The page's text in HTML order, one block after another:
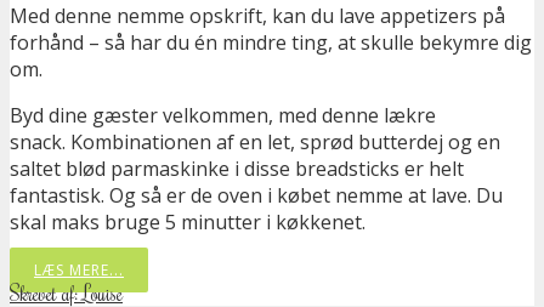
Med denne nemme opskrift, kan du lave appetizers på
forhånd – så har du én mindre ting, at skulle bekymre dig
om.
Byd dine gæster velkommen, med denne lækre
snack. Kombinationen af en let, sprød butterdej og en
saltet blød parmaskinke i disse breadsticks er helt
fantastisk. Og så er de oven i købet nemme at lave. Du
skal maks bruge 5 minutter i køkkenet.
LÆS MERE...
Skrevet af: Louise